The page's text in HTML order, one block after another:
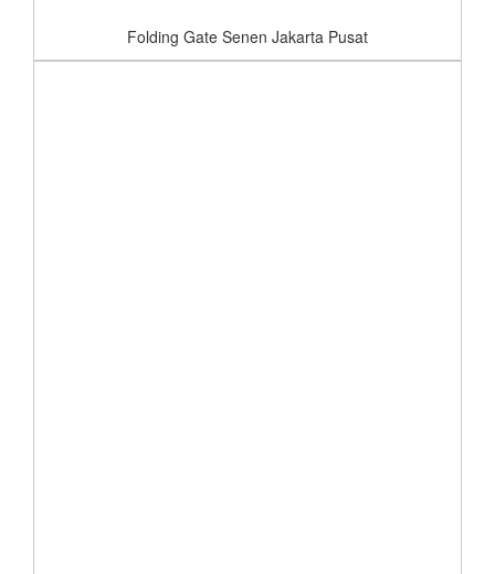
Folding Gate Senen Jakarta Pusat